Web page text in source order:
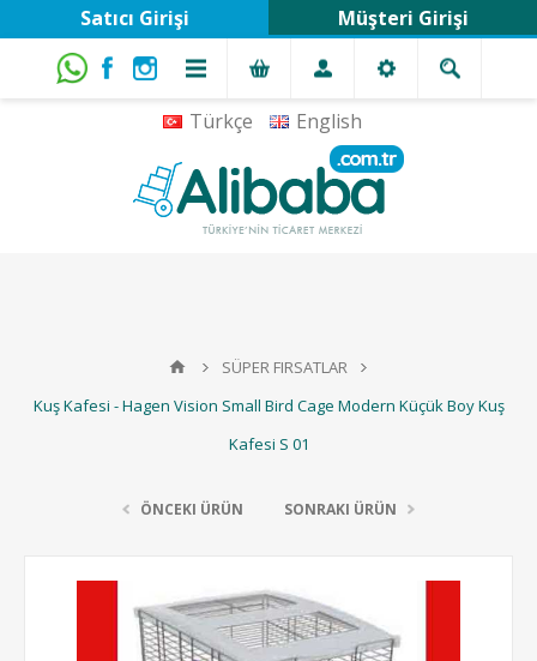
Türkçe English
Satıcı Girişi Müşteri Girişi
SÜPER FIRSATLAR
Kuş Kafesi - Hagen Vision Small Bird Cage Modern Küçük Boy Kuş
Kafesi S 01
ÖNCEKI ÜRÜN SONRAKI ÜRÜN